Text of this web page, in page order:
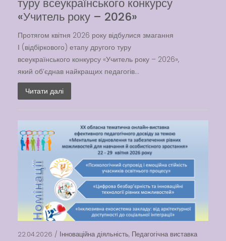
туру всеукраїнського конкурсу
«Учитель року – 2026»
Протягом квітня 2026 року відбулися змагання
І (відбіркового) етапу другого туру
всеукраїнського конкурсу «Учитель року – 2026»,
який об’єднав найкращих педагогів...
Читати далі
22.04.2026 / Інноваційна діяльність, Педагогічна виставка